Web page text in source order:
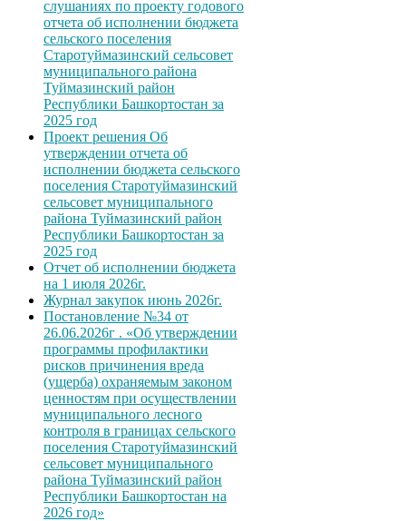
слушаниях по проекту годового
отчета об исполнении бюджета
сельского поселения
Старотуймазинский сельсовет
муниципального района
Туймазинский район
Республики Башкортостан за
2025 год
Проект решения Об
утверждении отчета об
исполнении бюджета сельского
поселения Старотуймазинский
сельсовет муниципального
района Туймазинский район
Республики Башкортостан за
2025 год
Отчет об исполнении бюджета
на 1 июля 2026г.
Журнал закупок июнь 2026г.
Постановление №34 от
26.06.2026г . «Об утверждении
программы профилактики
рисков причинения вреда
(ущерба) охраняемым законом
ценностям при осуществлении
муниципального лесного
контроля в границах сельского
поселения Старотуймазинский
сельсовет муниципального
района Туймазинский район
Республики Башкортостан на
2026 год»